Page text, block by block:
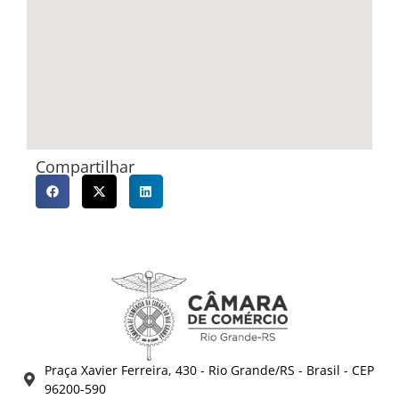
Compartilhar
Praça Xavier Ferreira, 430 - Rio Grande/RS - Brasil - CEP
96200-590